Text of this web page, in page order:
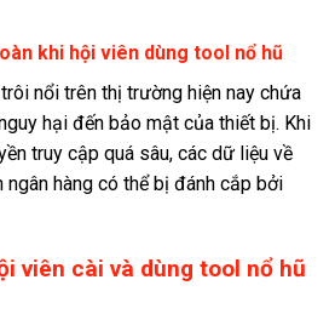
khi hội viên dùng tool nổ hũ
nổi trên thị trường hiện nay chứa
hại đến bảo mật của thiết bị. Khi
truy cập quá sâu, các dữ liệu về
ngân hàng có thể bị đánh cắp bởi
viên cài và dùng tool nổ hũ